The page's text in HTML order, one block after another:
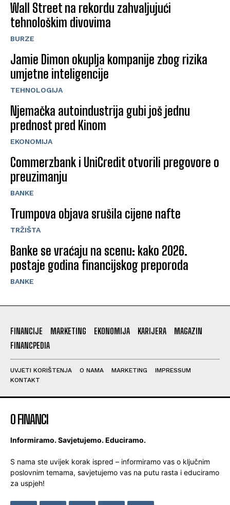
Wall Street na rekordu zahvaljujući
tehnološkim divovima
BURZE
Jamie Dimon okuplja kompanije zbog rizika
umjetne inteligencije
TEHNOLOGIJA
Njemačka autoindustrija gubi još jednu
prednost pred Kinom
EKONOMIJA
Commerzbank i UniCredit otvorili pregovore o
preuzimanju
BANKE
Trumpova objava srušila cijene nafte
TRŽIŠTA
Banke se vraćaju na scenu: kako 2026.
postaje godina financijskog preporoda
BANKE
FINANCIJE MARKETING EKONOMIJA KARIJERA
MAGAZIN
FINANCPEDIA
UVJETI KORIŠTENJA O NAMA MARKETING
IMPRESSUM
KONTAKT
O FINANCI
Informiramo. Savjetujemo. Educiramo.
S nama ste uvijek korak ispred – informiramo vas o ključnim
poslovnim temama, savjetujemo vas na putu rasta i educiramo
za uspjeh!